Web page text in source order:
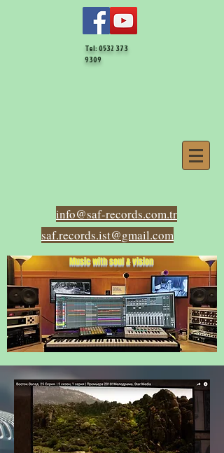
Tel:0532 373
9309
info@saf-records.com.tr
saf.records.ist@gmail.com
Music with soul & vision